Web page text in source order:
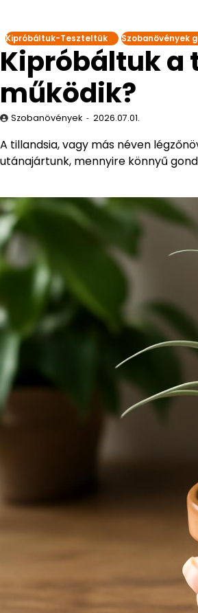
Kipróbáltuk-Teszteltük Szobanövények
Kipróbáltuk a
működik?
Szobanövények 2026.07.01.
A tillandsia, vagy más néven
utánajártunk, mennyire könnyű